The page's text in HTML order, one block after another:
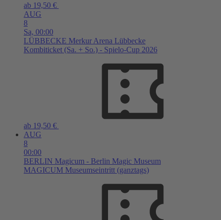
ab 19,50 €
AUG
8
Sa, 00:00
LÜBBECKE Merkur Arena Lübbecke
Kombiticket (Sa. + So.) - Spielo-Cup 2026
ab 19,50 €
AUG
8
00:00
BERLIN Magicum - Berlin Magic Museum
MAGICUM Museumseintritt (ganztags)